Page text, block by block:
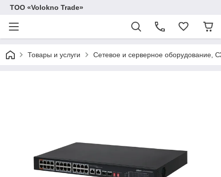
ТОО «Volokno Trade»
Товары и услуги Сетевое и серверное оборудование,